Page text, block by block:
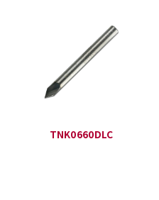
TNK0660DLC